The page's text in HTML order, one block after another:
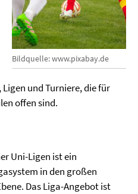
Bildquelle: www.pixabay.de
und Turniere, die für
offen sind.
Uni-Ligen ist ein
in den großen
Das Liga-Angebot ist